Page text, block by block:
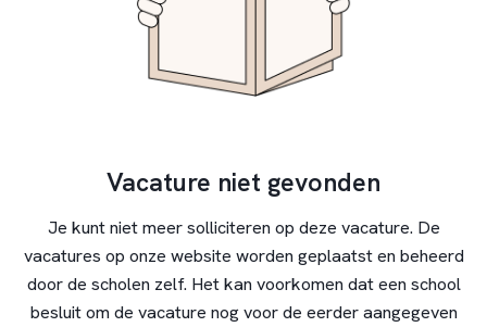
Vacature niet gevonden
Je kunt niet meer solliciteren op deze vacature. De
vacatures op onze website worden geplaatst en beheerd
door de scholen zelf. Het kan voorkomen dat een school
besluit om de vacature nog voor de eerder aangegeven